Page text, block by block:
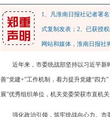
1、凡淮南日报社记者署
式复制发表；2、已获授
网站和媒体，淮南日报社
近年来，市委统战部坚持以习近平
善“党建+”工作机制，着力提升党建“四
展”优秀组织单位，机关党委荣获市直机
强化政治引领，筑牢统战向心力。市